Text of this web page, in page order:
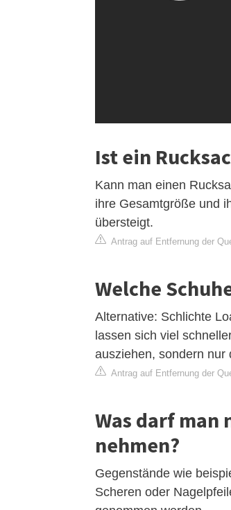
Ist ein
Kann man einen
ihre Gesamtgröße und
übersteigt.
Antrag auf Entfernung der
Welche
Alternative: Schlichte
lassen sich viel
ausziehen, sondern nur
Antrag auf Entfernung der
Was darf
nehmen?
Gegenstände wie
Scheren oder